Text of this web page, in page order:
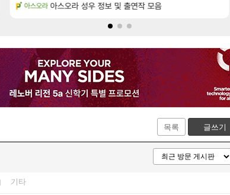
검은사막 환카라를 유 에크 교환 쪼매 서운함..
아스오라 아스오라 성우 정보 및 출연작 모음
목록 글쓰기
기타